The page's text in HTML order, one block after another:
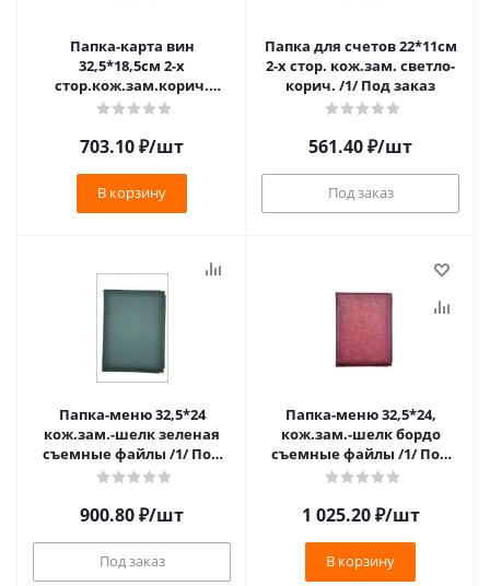
Папка-карта вин
32,5*18,5см 2-х
стор.кож.зам.корич.
съемные файлы /1/ Под
703.10₽/шт
В корзину
Папка для счетов 22*11см
2-х стор. кож.зам. светло-
корич. /1/ Под заказ
561.40₽/шт
Под заказ
Папка-меню 32,5*24
кож.зам.-шелк зеленая
съемные файлы /1/ Под
заказ
900.80₽/шт
Под заказ
Папка-меню 32,5*24,
кож.зам.-шелк бордо
съемные файлы /1/ Под
заказ
1 025.20₽/шт
В корзину